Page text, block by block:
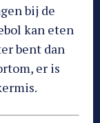
bij de
kan eten
bent dan
er is